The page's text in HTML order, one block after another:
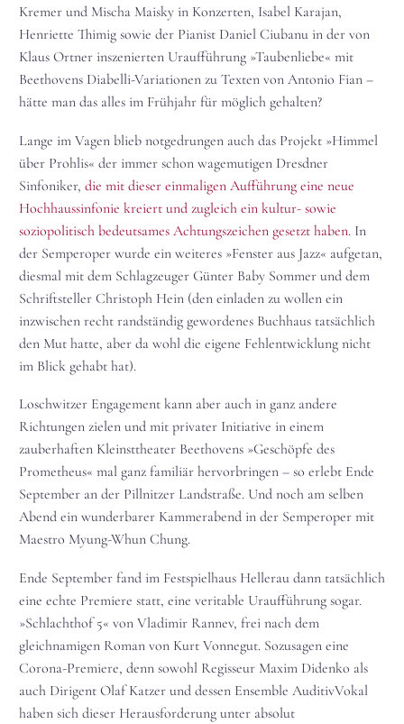
Kremer und Mischa Maisky in Konzerten, Isabel Karajan,
Henriette Thimig sowie der Pianist Daniel Ciubanu in der von
Klaus Ortner inszenierten Uraufführung »Taubenliebe« mit
Beethovens Diabelli-Variationen zu Texten von Antonio Fian –
hätte man das alles im Frühjahr für möglich gehalten?
Lange im Vagen blieb notgedrungen auch das Projekt »Himmel
über Prohlis« der immer schon wagemutigen Dresdner
Sinfoniker, die mit dieser einmaligen Aufführung eine neue
Hochhaussinfonie kreiert und zugleich ein kultur- sowie
soziopolitisch bedeutsames Achtungszeichen gesetzt haben. In
der Semperoper wurde ein weiteres »Fenster aus Jazz« aufgetan,
diesmal mit dem Schlagzeuger Günter Baby Sommer und dem
Schriftsteller Christoph Hein (den einladen zu wollen ein
inzwischen recht randständig gewordenes Buchhaus tatsächlich
den Mut hatte, aber da wohl die eigene Fehlentwicklung nicht
im Blick gehabt hat).
Loschwitzer Engagement kann aber auch in ganz andere
Richtungen zielen und mit privater Initiative in einem
zauberhaften Kleinsttheater Beethovens »Geschöpfe des
Prometheus« mal ganz familiär hervorbringen – so erlebt Ende
September an der Pillnitzer Landstraße. Und noch am selben
Abend ein wunderbarer Kammerabend in der Semperoper mit
Maestro Myung-Whun Chung.
Ende September fand im Festspielhaus Hellerau dann tatsächlich
eine echte Premiere statt, eine veritable Uraufführung sogar.
»Schlachthof 5« von Vladimir Rannev, frei nach dem
gleichnamigen Roman von Kurt Vonnegut. Sozusagen eine
Corona-Premiere, denn sowohl Regisseur Maxim Didenko als
auch Dirigent Olaf Katzer und dessen Ensemble AuditivVokal
haben sich dieser Herausforderung unter absolut